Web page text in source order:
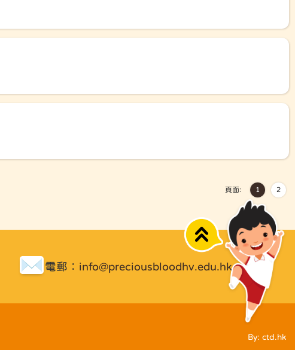
頁面: 1 2
電郵： info@preciousbloodhv.edu.hk
Top
By: ctd.hk